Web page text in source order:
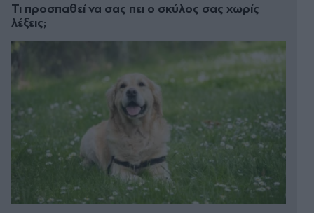
Τι προσπαθεί να σας πει ο σκύλος σας χωρίς
λέξεις;